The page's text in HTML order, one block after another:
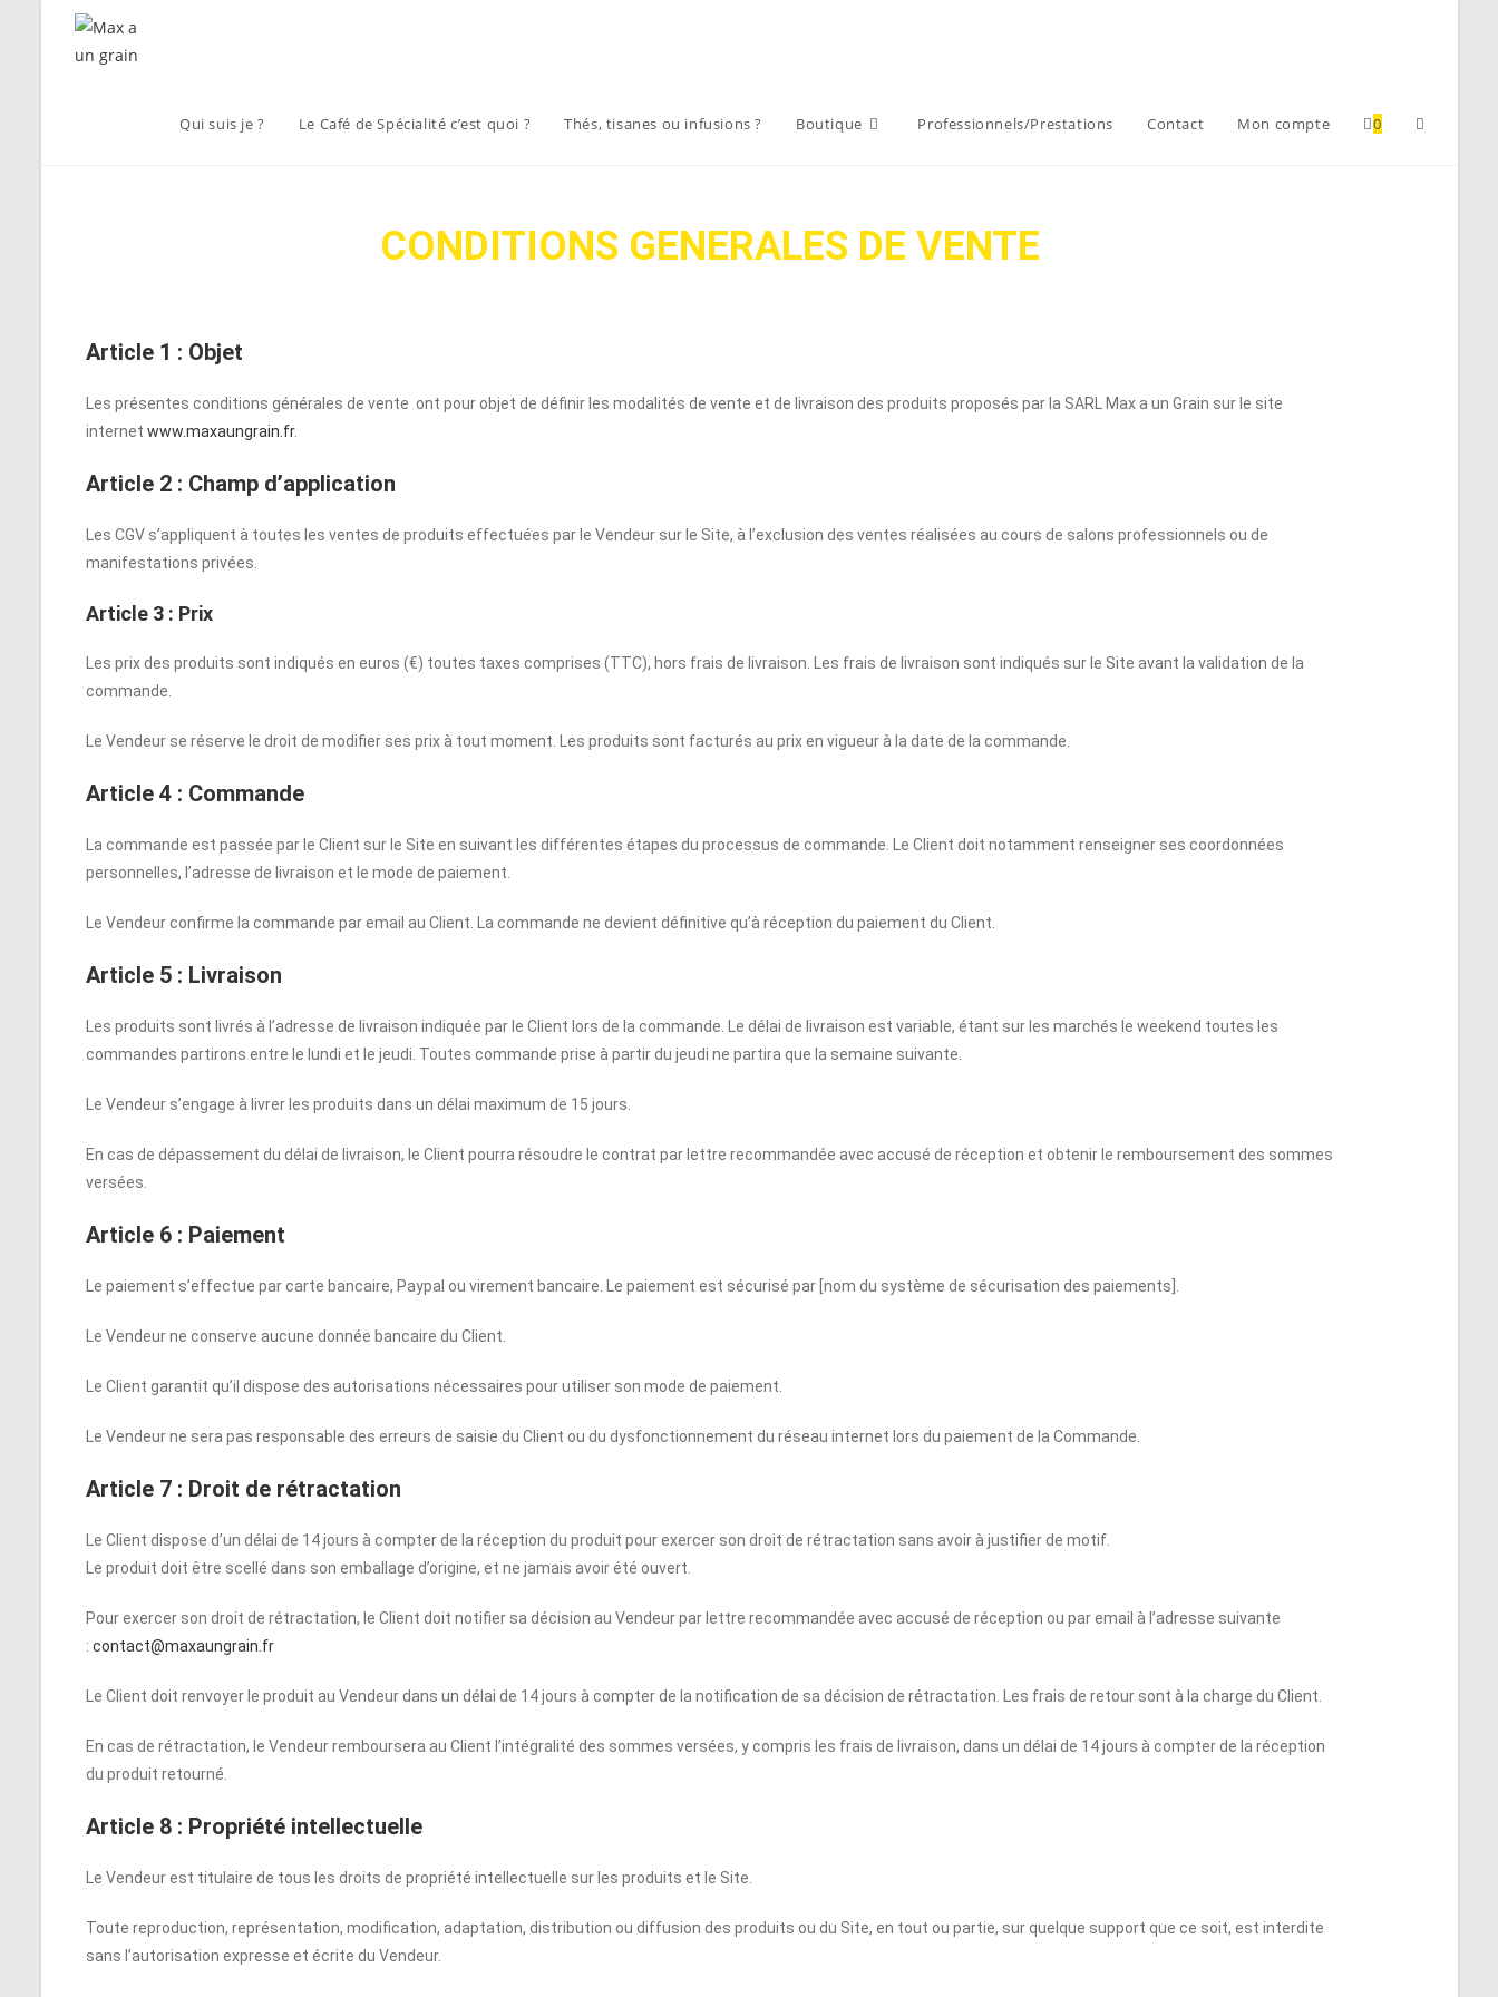
Qui suis je ? Le Café de Spécialité c’est quoi ? Thés, tisanes ou infusions ? Boutique Professionnels/Prestations Contact Mon compte 0
CONDITIONS GENERALES DE VENTE
Article 1 : Objet
Les présentes conditions générales de vente ont pour objet de définir les modalités de vente et de livraison des produits proposés par la SARL Max a un Grain sur le site
internet www.maxaungrain.fr.
Article 2 : Champ d’application
Les CGV s’appliquent à toutes les ventes de produits effectuées par le Vendeur sur le Site, à l’exclusion des ventes réalisées au cours de salons professionnels ou de
manifestations privées.
Article 3 : Prix
Les prix des produits sont indiqués en euros (€) toutes taxes comprises (TTC), hors frais de livraison. Les frais de livraison sont indiqués sur le Site avant la validation de la
commande.
Le Vendeur se réserve le droit de modifier ses prix à tout moment. Les produits sont facturés au prix en vigueur à la date de la commande.
Article 4 : Commande
La commande est passée par le Client sur le Site en suivant les différentes étapes du processus de commande. Le Client doit notamment renseigner ses coordonnées
personnelles, l’adresse de livraison et le mode de paiement.
Le Vendeur confirme la commande par email au Client. La commande ne devient définitive qu’à réception du paiement du Client.
Article 5 : Livraison
Les produits sont livrés à l’adresse de livraison indiquée par le Client lors de la commande. Le délai de livraison est variable, étant sur les marchés le weekend toutes les
commandes partirons entre le lundi et le jeudi. Toutes commande prise à partir du jeudi ne partira que la semaine suivante.
Le Vendeur s’engage à livrer les produits dans un délai maximum de 15 jours.
En cas de dépassement du délai de livraison, le Client pourra résoudre le contrat par lettre recommandée avec accusé de réception et obtenir le remboursement des sommes
versées.
Article 6 : Paiement
Le paiement s’effectue par carte bancaire, Paypal ou virement bancaire. Le paiement est sécurisé par [nom du système de sécurisation des paiements].
Le Vendeur ne conserve aucune donnée bancaire du Client.
Le Client garantit qu’il dispose des autorisations nécessaires pour utiliser son mode de paiement.
Le Vendeur ne sera pas responsable des erreurs de saisie du Client ou du dysfonctionnement du réseau internet lors du paiement de la Commande.
Article 7 : Droit de rétractation
Le Client dispose d’un délai de 14 jours à compter de la réception du produit pour exercer son droit de rétractation sans avoir à justifier de motif.
Le produit doit être scellé dans son emballage d’origine, et ne jamais avoir été ouvert.
Pour exercer son droit de rétractation, le Client doit notifier sa décision au Vendeur par lettre recommandée avec accusé de réception ou par email à l’adresse suivante
: contact@maxaungrain.fr
Le Client doit renvoyer le produit au Vendeur dans un délai de 14 jours à compter de la notification de sa décision de rétractation. Les frais de retour sont à la charge du Client.
En cas de rétractation, le Vendeur remboursera au Client l’intégralité des sommes versées, y compris les frais de livraison, dans un délai de 14 jours à compter de la réception
du produit retourné.
Article 8 : Propriété intellectuelle
Le Vendeur est titulaire de tous les droits de propriété intellectuelle sur les produits et le Site.
Toute reproduction, représentation, modification, adaptation, distribution ou diffusion des produits ou du Site, en tout ou partie, sur quelque support que ce soit, est interdite
sans l’autorisation expresse et écrite du Vendeur.